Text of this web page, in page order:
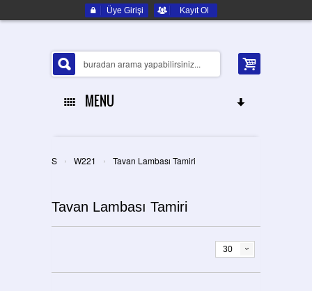
Üye Girişi Kayıt Ol
MENU
ELEKTRONIK YEDEK PARÇA
S › W221 › Tavan Lambası Tamiri
Tavan Lambası Tamiri
30